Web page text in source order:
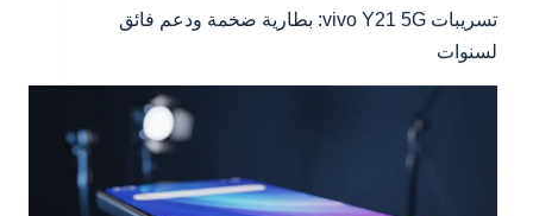
تسريبات vivo Y21 5G: بطارية ضخمة ودعم فائق
لسنوات